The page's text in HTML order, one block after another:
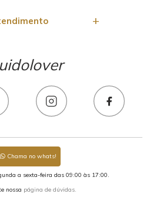
Chama no whats!
a sexta-feira das 09:00 às 17:00.
nossa página de dúvidas.